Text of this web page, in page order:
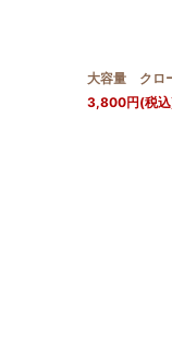
大容量 クロ
3,800円(税